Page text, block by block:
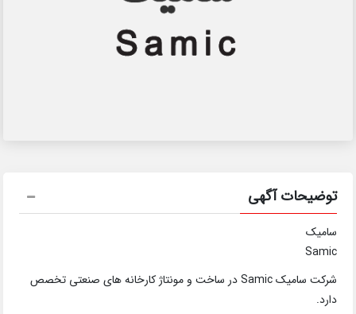
توضیحات آگهی
سامیک
Samic
شرکت سامیک Samic در ساخت و مونتاژ کارخانه های صنعتی تخصص
دارد.